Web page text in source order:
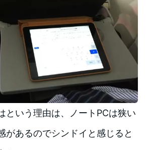
という理由は、ノートPCは狭い
があるのでシンドイと感じると